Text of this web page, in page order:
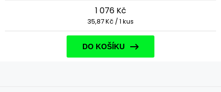
1 076 Kč
35,87 Kč / 1 kus
DO KOŠÍKU